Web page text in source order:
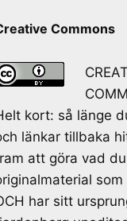
Commons
kort: så länge
länkar tillbaka
att göra vad
som
har sitt